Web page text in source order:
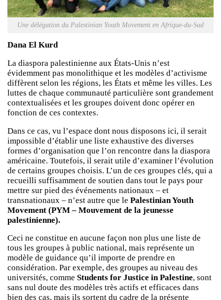
Une délégation du Palestinian Youth Movement en Afrique-du-Sud
Dana El Kurd
La diaspora palestinienne aux États-Unis n’est
évidemment pas monolithique et les modèles d’activisme
diffèrent selon les régions, les États et même les villes. Les
luttes de chaque communauté particulière sont grandement
contextualisées et les groupes doivent donc opérer en
fonction de ces contextes.
Dans ce cas, vu l’espace dont nous disposons ici, il serait
impossible d’établir une liste exhaustive des diverses
formes d’organisation que l’on rencontre dans la diaspora
américaine. Toutefois, il serait utile d’examiner l’évolution
de certains groupes choisis. L’un de ces groupes clés, qui a
recueilli suffisamment de soutien dans tout le pays pour
mettre sur pied des événements nationaux – et
transnationaux – n’est autre que le Palestinian Youth
Movement (PYM – Mouvement de la jeunesse
palestinienne).
Ceci ne constitue en aucune façon non plus une liste de
tous les groupes à public national, mais représente un
modèle de guidance qu’il importe de prendre en
considération. Par exemple, des groupes au niveau des
universités, comme Students for Justice in Palestine, sont
sans nul doute des modèles très actifs et efficaces dans
bien des cas, mais ils sortent du cadre de la présente